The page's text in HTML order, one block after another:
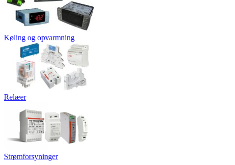
Køling og opvarmning
Relæer
Strømforsyninger